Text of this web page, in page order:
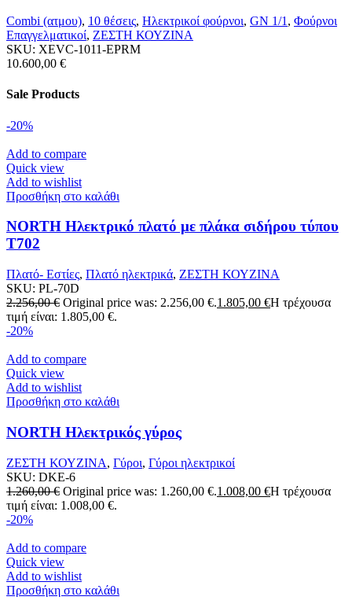
Combi (ατμου), 10 θέσεις, Ηλεκτρικοί φούρνοι, GN 1/1 , Φούρνοι
Επαγγελματικοί, ΖΕΣΤΗ ΚΟΥΖΙΝΑ
SKU: XEVC-1011-EPRM
10.600,00 €
Sale Products
-20%
Add to compare
Quick view
Add to wishlist
Προσθήκη στο καλάθι
NORTH Ηλεκτρικό πλατό με πλάκα σιδήρου τύπου
T702
Πλατό- Εστίες, Πλατό ηλεκτρικά, ΖΕΣΤΗ ΚΟΥΖΙΝΑ
SKU: PL-70D
2.256,00€ Original price was: 2.256,00 €.1.805,00 €Η τρέχουσα
τιμή είναι: 1.805,00 €.
-20%
Add to compare
Quick view
Add to wishlist
Προσθήκη στο καλάθι
NORTH Ηλεκτρικός γύρος
ΖΕΣΤΗ ΚΟΥΖΙΝΑ, Γύροι, Γύροι ηλεκτρικοί
SKU: DKE-6
1.260,00€ Original price was: 1.260,00 €.1.008,00 €Η τρέχουσα
τιμή είναι: 1.008,00 €.
-20%
Add to compare
Quick view
Add to wishlist
Προσθήκη στο καλάθι